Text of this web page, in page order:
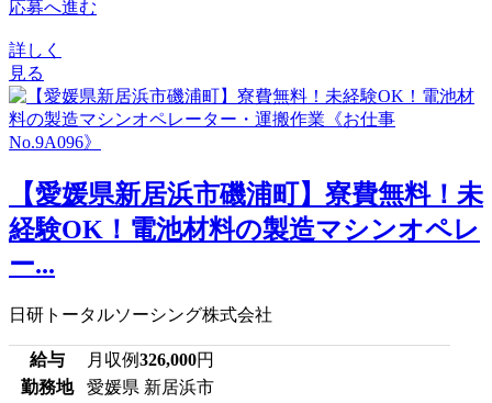
応募へ進む
詳しく
見る
【愛媛県新居浜市磯浦町】寮費無料！未
経験OK！電池材料の製造マシンオペレ
ー...
日研トータルソーシング株式会社
給与 月収例326,000円
勤務地
愛媛県 新居浜市